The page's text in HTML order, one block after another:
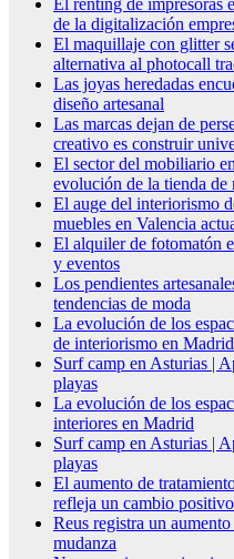
El renting de impresoras
de la digitalización
El maquillaje con glitter
alternativa al photocall
Las joyas heredadas
diseño artesanal
Las marcas dejan de
creativo es construir
El sector del mobiliario
evolución de la tienda de
El auge del interiorismo
muebles en Valencia
El alquiler de fotomatón
y eventos
Los pendientes
tendencias de moda
La evolución de los
de interiorismo en Madrid
Surf camp en Asturias |
playas
La evolución de los
interiores en Madrid
Surf camp en Asturias |
playas
El aumento de
refleja un cambio
Reus registra un
mudanza